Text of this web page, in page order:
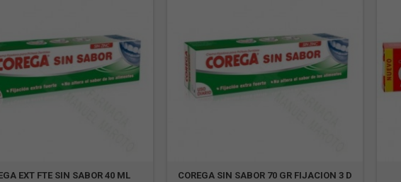
EXT FTE SIN SABOR 40 ML COREGA SIN SABOR 70 GR FIJACION 3 D